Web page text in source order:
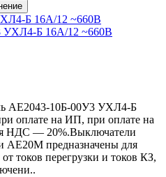
Б 16А/12 ~660В
АЕ2043-10Б-00У3 УХЛ4-Б
оплате на ИП, при оплате на
НДС ― 20%.Выключатели
АЕ20М предназначены для
токов перегрузки и токов КЗ,